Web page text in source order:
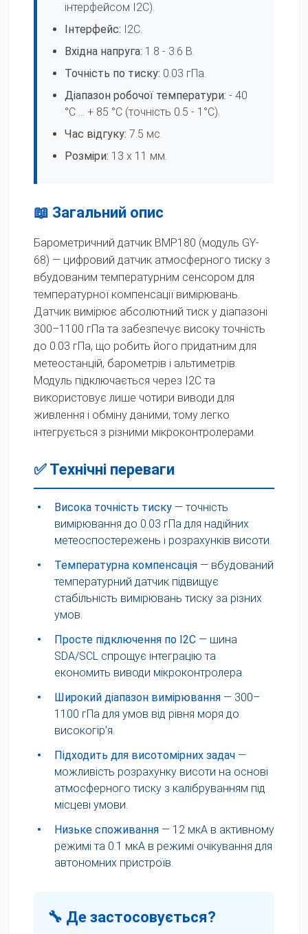
інтерфейсом I2C).
Інтерфейс: I2C.
Вхідна напруга: 1.8 - 3.6 В.
Точність по тиску: 0.03 гПа.
Діапазон робочої температури: - 40
°C ... + 85 °C (точність 0.5 - 1°C).
Час відгуку: 7.5 мс.
Розміри: 13 х 11 мм.
📖 Загальний опис
Барометричний датчик BMP180 (модуль GY-
68) — цифровий датчик атмосферного тиску з
вбудованим температурним сенсором для
температурної компенсації вимірювань.
Датчик вимірює абсолютний тиск у діапазоні
300–1100 гПа та забезпечує високу точність
до 0.03 гПа, що робить його придатним для
метеостанцій, барометрів і альтиметрів.
Модуль підключається через I2C та
використовує лише чотири виводи для
живлення і обміну даними, тому легко
інтегрується з різними мікроконтролерами.
✅ Технічні переваги
• Висока точність тиску — точність
вимірювання до 0.03 гПа для надійних
метеоспостережень і розрахунків висоти.
•
Температурна компенсація — вбудований
температурний датчик підвищує
стабільність вимірювань тиску за різних
умов.
•
Просте підключення по I2C — шина
SDA/SCL спрощує інтеграцію та
економить виводи мікроконтролера.
•
Широкий діапазон вимірювання — 300–
1100 гПа для умов від рівня моря до
високогір’я.
•
Підходить для висотомірних задач —
можливість розрахунку висоти на основі
атмосферного тиску з калібруванням під
місцеві умови.
•
Низьке споживання — 12 мкА в активному
режимі та 0.1 мкА в режимі очікування для
автономних пристроїв.
🔧 Де застосовується?